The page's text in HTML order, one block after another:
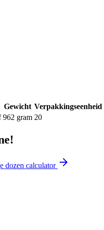
Gewicht Verpakkingseenheid
962 gram 20
dozen calculator